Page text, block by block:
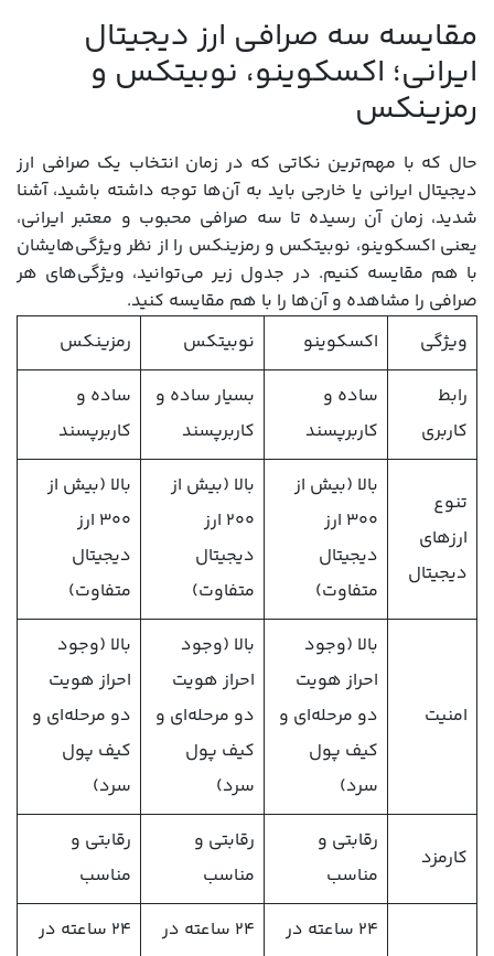
مقایسه سه صرافی ارز دیجیتال
ایرانی؛ اکسکوینو، نوبیتکس و
رمزینکس
حال که با مهم‌ترین نکاتی که در زمان انتخاب یک صرافی ارز
دیجیتال ایرانی یا خارجی باید به آن‌ها توجه داشته باشید، آشنا
شدید، زمان آن رسیده تا سه صرافی محبوب و معتبر ایرانی،
یعنی اکسکوینو، نوبیتکس و رمزینکس را از نظر ویژگی‌هایشان
با هم مقایسه کنیم. در جدول زیر می‌توانید، ویژگی‌های هر
صرافی را مشاهده و آن‌ها را با هم مقایسه کنید.
ویژگی
اکسکوینو نوبیتکس
رمزینکس
رابط
کاربری
ساده و
کاربرپسند
بسیار ساده و
کاربرپسند
ساده و
کاربرپسند
تنوع
ارزهای
دیجیتال
بالا (بیش از
۳۰۰ ارز
دیجیتال
متفاوت)
بالا (بیش از
۲۰۰ ارز
دیجیتال
متفاوت)
بالا (بیش از
۳۰۰ ارز
دیجیتال
متفاوت)
امنیت
بالا (وجود
احراز هویت
دو مرحله‌ای و
کیف پول
سرد)
بالا (وجود
احراز هویت
دو مرحله‌ای و
کیف پول
سرد)
بالا (وجود
احراز هویت
دو مرحله‌ای و
کیف پول
سرد)
کارمزد
رقابتی و
مناسب
رقابتی و
مناسب
رقابتی و
مناسب
۲۴ ساعته در
۲۴ ساعته در
۲۴ ساعته در